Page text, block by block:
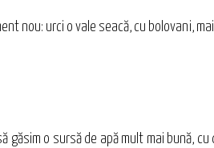
nou: urci o vale seacă, cu bolovani,
găsim o sursă de apă mult mai bună,